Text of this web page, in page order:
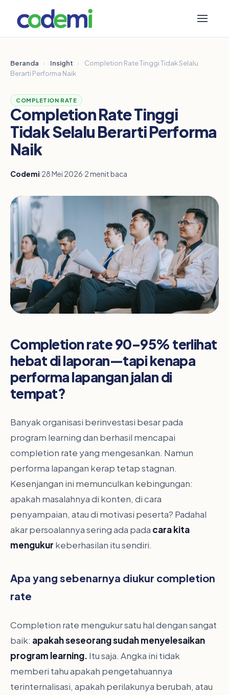
Beranda › Insight ›
Completion Rate Tinggi Tidak Selalu
Berarti Performa Naik
COMPLETION RATE
Completion Rate Tinggi
Tidak Selalu Berarti Performa
Naik
Codemi 28 Mei 2026 2 menit baca
Completion rate 90–95% terlihat
hebat di laporan—tapi kenapa
performa lapangan jalan di
tempat?
Banyak organisasi berinvestasi besar pada
program learning dan berhasil mencapai
completion rate yang mengesankan. Namun
performa lapangan kerap tetap stagnan.
Kesenjangan ini memunculkan kebingungan:
apakah masalahnya di konten, di cara
penyampaian, atau di motivasi peserta? Padahal
akar persoalannya sering ada pada cara kita
mengukur keberhasilan itu sendiri.
Apa yang sebenarnya diukur completion
rate
Completion rate mengukur satu hal dengan sangat
baik: apakah seseorang sudah menyelesaikan
program learning. Itu saja. Angka ini tidak
memberi tahu apakah pengetahuannya
terinternalisasi, apakah perilakunya berubah, atau